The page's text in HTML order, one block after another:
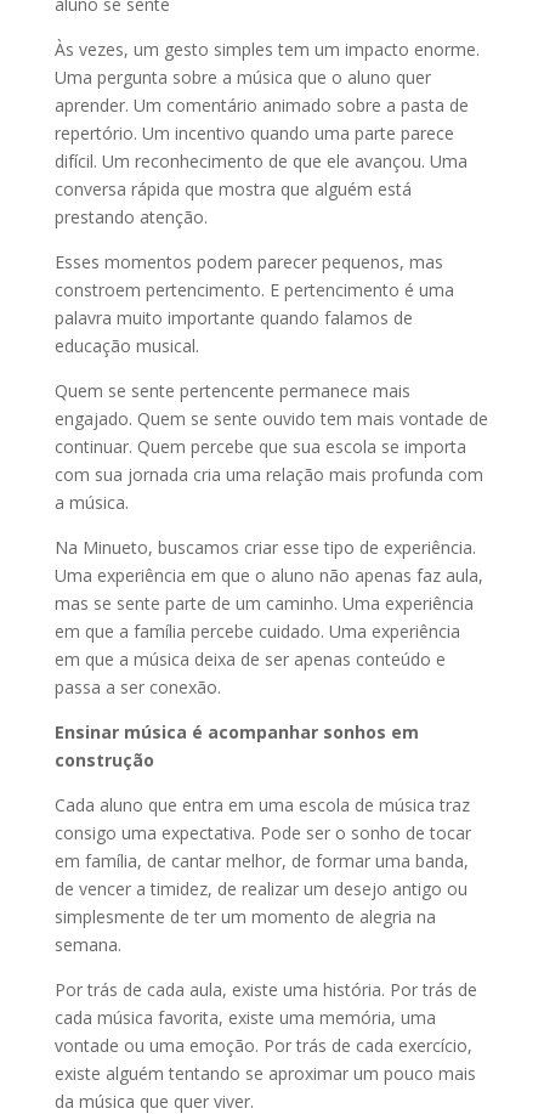
Às vezes, um gesto simples tem um impacto enorme.
Uma pergunta sobre a música que o aluno quer
aprender. Um comentário animado sobre a pasta de
repertório. Um incentivo quando uma parte parece
difícil. Um reconhecimento de que ele avançou. Uma
conversa rápida que mostra que alguém está
prestando atenção.
Esses momentos podem parecer pequenos, mas
constroem pertencimento. E pertencimento é uma
palavra muito importante quando falamos de
educação musical.
Quem se sente pertencente permanece mais
engajado. Quem se sente ouvido tem mais vontade de
continuar. Quem percebe que sua escola se importa
com sua jornada cria uma relação mais profunda com
a música.
Na Minueto, buscamos criar esse tipo de experiência.
Uma experiência em que o aluno não apenas faz aula,
mas se sente parte de um caminho. Uma experiência
em que a família percebe cuidado. Uma experiência
em que a música deixa de ser apenas conteúdo e
passa a ser conexão.
Ensinar música é acompanhar sonhos em
construção
Cada aluno que entra em uma escola de música traz
consigo uma expectativa. Pode ser o sonho de tocar
em família, de cantar melhor, de formar uma banda,
de vencer a timidez, de realizar um desejo antigo ou
simplesmente de ter um momento de alegria na
semana.
Por trás de cada aula, existe uma história. Por trás de
cada música favorita, existe uma memória, uma
vontade ou uma emoção. Por trás de cada exercício,
existe alguém tentando se aproximar um pouco mais
da música que quer viver.